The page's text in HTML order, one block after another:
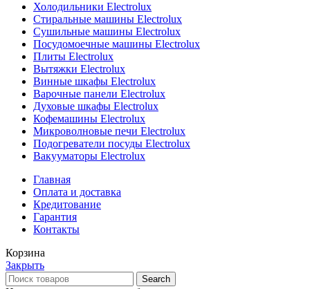
Холодильники Electrolux
Стиральные машины Electrolux
Сушильные машины Electrolux
Посудомоечные машины Electrolux
Плиты Electrolux
Вытяжки Electrolux
Винные шкафы Electrolux
Варочные панели Electrolux
Духовые шкафы Electrolux
Кофемашины Electrolux
Микроволновые печи Electrolux
Подогреватели посуды Electrolux
Вакууматоры Electrolux
Главная
Оплата и доставка
Кредитование
Гарантия
Контакты
Корзина
Закрыть
Search